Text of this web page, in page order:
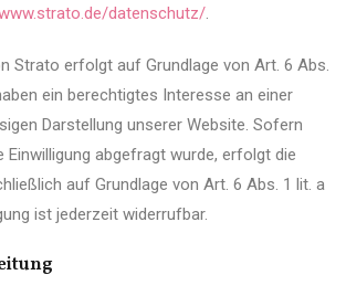
datenschutz/.
Strato erfolgt auf Grundlage von Art. 6 Abs.
ein berechtigtes Interesse an einer
Darstellung unserer Website. Sofern
Einwilligung abgefragt wurde, erfolgt die
auf Grundlage von Art. 6 Abs. 1 lit. a
ist jederzeit widerrufbar.